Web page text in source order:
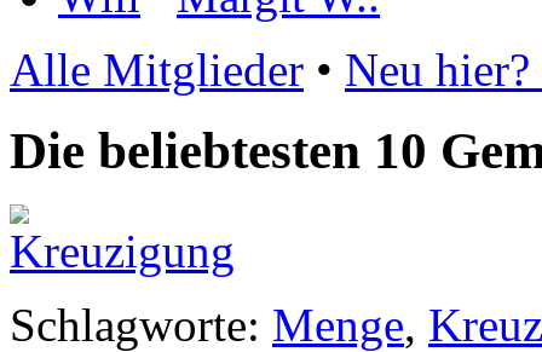
Alle Mitglieder • Neu
Die beliebtesten 10
Schlagworte: Menge, Kreuz